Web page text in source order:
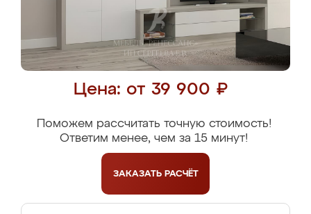
Цена: от 39 900 ₽
Поможем рассчитать точную стоимость!
Ответим менее, чем за 15 минут!
ЗАКАЗАТЬ РАСЧЁТ